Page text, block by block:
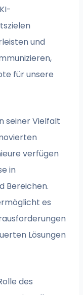
und
für unsere
seiner Vielfalt
verfügen
in
Bereichen.
es
Lösungen
des